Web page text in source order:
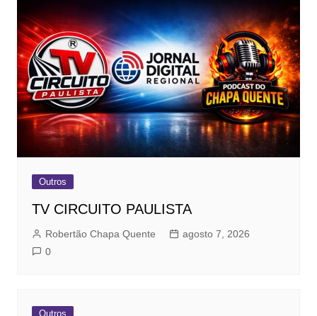
Outros
TV CIRCUITO PAULISTA
Robertão Chapa Quente
agosto 7, 2026
0
Outros